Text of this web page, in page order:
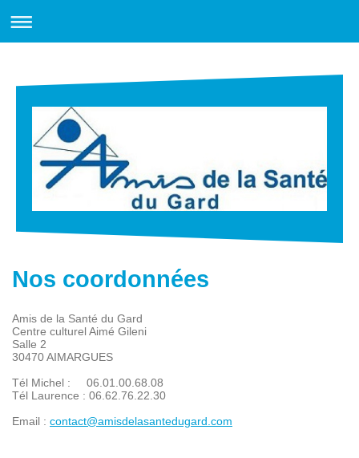
Nos coordonnées
Amis de la Santé du Gard
Centre culturel Aimé Gileni
Salle 2
30470 AIMARGUES
Tél Michel : 06.01.00.68.08
Tél Laurence : 06.62.76.22.30
Email : contact@amisdelasantedugard.com